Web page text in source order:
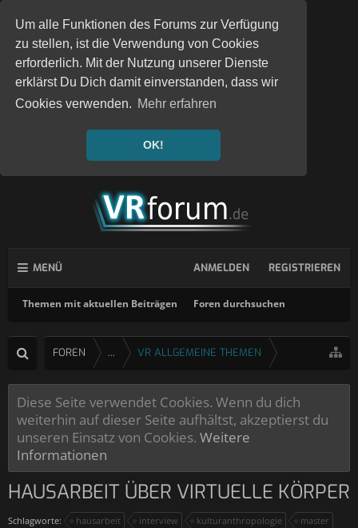
Um alle Funktionen des Forums zur Verfügung
zu stellen, ist die Verwendung von Cookies
erforderlich. Mit der Nutzung unserer Dienste
erklärst Du Dich damit einverstanden, dass wir
Cookies verwenden. Mehr erfahren
OK!
MENÜ
Themen mit aktuellen Beiträgen Foren durchsuchen
ANMELDEN REGISTRIEREN
FOREN ... VR ALLGEMEINE THEMEN
Diese Seite verwendet Cookies. Wenn du dich
weiterhin auf dieser Seite aufhältst, akzeptierst du
unseren Einsatz von Cookies. Weitere
Informationen
HAUSARBEIT ÜBER VIRTUELLE KÖRPER
Schlagworte: hausarbeit interview kulturanthropologie
master